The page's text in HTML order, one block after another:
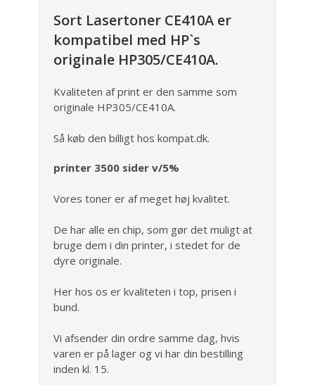
Sort Lasertoner CE410A er
kompatibel med HP`s
originale HP305/CE410A.
Kvaliteten af print er den samme som
originale HP305/CE410A.
Så køb den billigt hos kompat.dk.
printer 3500 sider v/5%
Vores toner er af meget høj kvalitet.
De har alle en chip, som gør det muligt at
bruge dem i din printer, i stedet for de
dyre originale.
Her hos os er kvaliteten i top, prisen i
bund.
Vi afsender din ordre samme dag, hvis
varen er på lager og vi har din bestilling
inden kl. 15.